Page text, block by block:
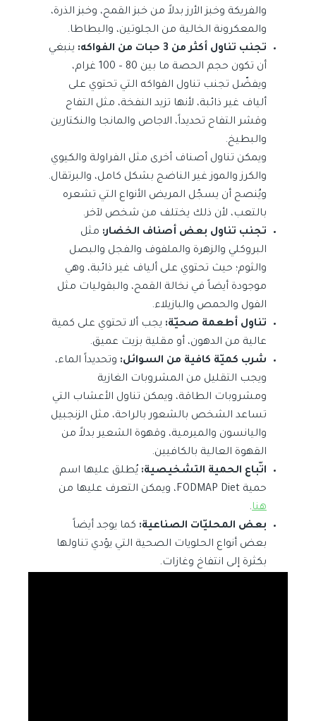
والفريكة وخبز الأرز بدلاً من خبز القمح، وخبز الذرة،
والمعكرونة الخالية من الجلوتين، والبطاطا.
تجنب تناول أكثر من 3 حبات من الفواكه:
ينبغي
أن تكون حجم الحصة ما بين 80 – 100 غرام،
ويفضّل تجنب تناول الفواكه التي تحتوي على
ألياف غير ذائبة، لأنها تزيد النفخة، مثل التفاح
وقشر التفاح تحديداً، الاجاص والمانجا والنكتارين
والبطيخ.
ويمكن تناول أصناف أخرى مثل الفراولة والكيوي
والكرز والموز غير الناضج بشكل كامل، والبرتقال.
ويُنصح أن يسجّل المريض الأنواع التي تشعره
بالتعب، لأن ذلك يختلف من شخص لآخر.
تجنب تناول بعض أصناف الخضار: مثل
البروكلي والزهرة والملفوف والفجل والبصل
والثوم؛ حيث تحتوي على ألياف غير ذائبة، وهي
موجودة أيضاً في نخالة القمح، والبقوليات مثل
الفول والحمص والبازيلاء.
تناول أطعمة صحيّة: يجب ألا تحتوي على كمية
عالية من الدهون، أو مقلية بزيت عميق.
شرب كميّة كافية من السوائل: وتحديداً الماء،
ويجب التقليل من المشروبات الغازية
ومشروبات الطاقة، ويمكن تناول الأعشاب التي
تساعد الشخص بالشعور بالراحة، مثل الزنجبيل
واليانسون والميرمية، وقهوة الشعير بدلاً من
القهوة العالية بالكافيين.
اتّباع الحمية التشخيصية: يُطلق عليها اسم
حمية FODMAP Diet، ويمكن التعرف عليها من
هنا.
بعض المحليّات الصناعية: كما يوجد أيضاً
بعض أنواع الحلويات الصحية التي يؤدي تناولها
بكثرة إلى انتفاخ وغازات.